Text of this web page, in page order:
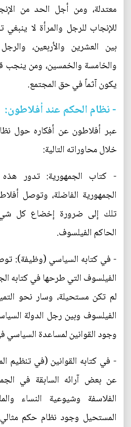
معتدلة، ومن أجل الحد من
للإنجاب للرجل والمرأة لا ينبغي
بين العشرين والأربعين،
والخامسة والخمسين، ومن ينجب
يكون آثماً في حق المجتمع.
- نظام الحكم عند أفلاطون:
عبر أفلاطون عن أفكاره حول
خلال محاوراته التالية:
- كتاب الجمهورية: تدور
الجمهورية الفاضلة، وتوصل
تلك إلى ضرورة إخضاع كل
الحاكم الفيلسوف.
- في كتابه السياسي (وظيفة):
الفيلسوف التي طرحها في كتابه
لم تكن مستحيلة، وسار نحو
الفيلسوف وبين رجل الدولة
وجود القوانين لمساعدة السياسي
- في كتابه القوانين (في تنظيم
عن بعض آرائه السابقة في
الفلاسفة وشيوعية النساء
المستحيل وجود نظام حكم مثالي